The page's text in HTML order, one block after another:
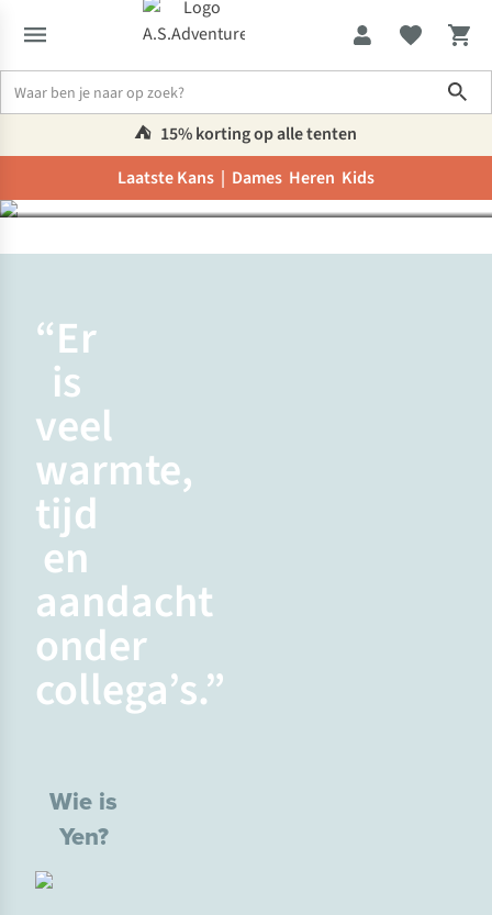
⛺️ 15% korting op alle tenten
Laatste Kans | Dames Heren Kids
Maak kennis met Yen,
Sales Advisor
“Er
is
veel
warmte,
tijd
en
aandacht
onder
collega’s.”
Wie is
Yen?